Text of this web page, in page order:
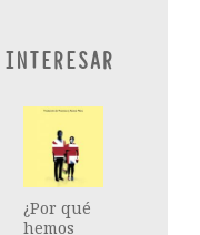
¿Por qué
hemos